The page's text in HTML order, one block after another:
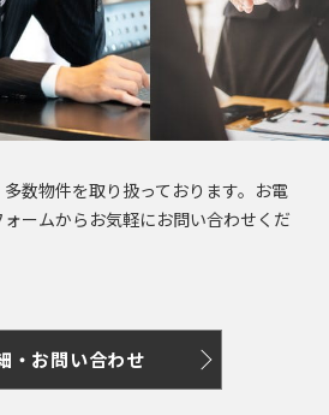
数物件を取り扱っております。お電
ームからお気軽にお問い合わせくだ
・お問い合わせ